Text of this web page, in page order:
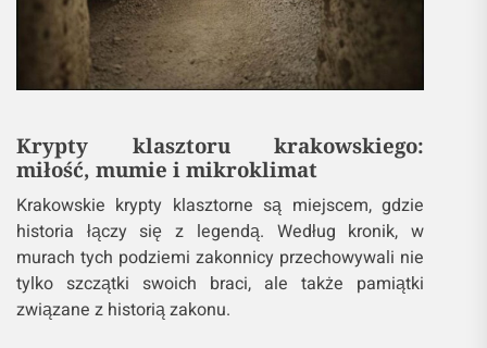
Krypty klasztoru krakowskiego:
miłość, mumie i mikroklimat
Krakowskie krypty klasztorne są miejscem, gdzie
historia łączy się z legendą. Według kronik, w
murach tych podziemi zakonnicy przechowywali nie
tylko szczątki swoich braci, ale także pamiątki
związane z historią zakonu.